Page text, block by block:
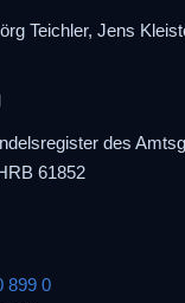
Teichler, Jens
des
61852
899 0